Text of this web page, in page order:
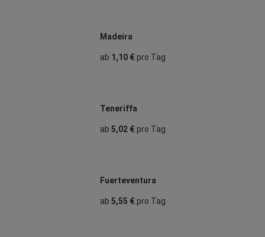
Madeira
ab 1,10 €pro Tag
Teneriffa
ab 5,02 €pro Tag
Fuerteventura
ab 5,55 €pro Tag